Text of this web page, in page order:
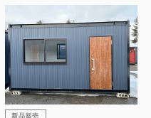
新品販売